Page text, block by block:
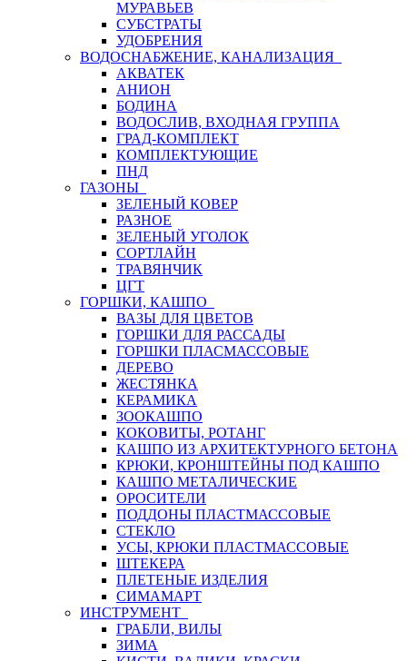
МУРАВЬЕВ
СУБСТРАТЫ
УДОБРЕНИЯ
ВОДОСНАБЖЕНИЕ, КАНАЛИЗАЦИЯ
АКВАТЕК
АНИОН
БОДИНА
ВОДОСЛИВ, ВХОДНАЯ ГРУППА
ГРАД-КОМПЛЕКТ
КОМПЛЕКТУЮЩИЕ
ПНД
ГАЗОНЫ
ЗЕЛЕНЫЙ КОВЕР
РАЗНОЕ
ЗЕЛЕНЫЙ УГОЛОК
СОРТЛАЙН
ТРАВЯНЧИК
ЦГТ
ГОРШКИ, КАШПО
ВАЗЫ ДЛЯ ЦВЕТОВ
ГОРШКИ ДЛЯ РАССАДЫ
ГОРШКИ ПЛАСМАССОВЫЕ
ДЕРЕВО
ЖЕСТЯНКА
КЕРАМИКА
ЗООКАШПО
КОКОВИТЫ, РОТАНГ
КАШПО ИЗ АРХИТЕКТУРНОГО БЕТОНА
КРЮКИ, КРОНШТЕЙНЫ ПОД КАШПО
КАШПО МЕТАЛИЧЕСКИЕ
ОРОСИТЕЛИ
ПОДДОНЫ ПЛАСТМАССОВЫЕ
СТЕКЛО
УСЫ, КРЮКИ ПЛАСТМАССОВЫЕ
ШТЕКЕРА
ПЛЕТЕНЫЕ ИЗДЕЛИЯ
СИМАМАРТ
ИНСТРУМЕНТ
ГРАБЛИ, ВИЛЫ
ЗИМА